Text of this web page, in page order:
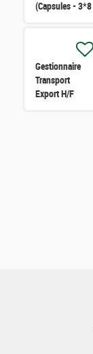
(Capsules - 3*8
Gestionnaire
Transport
Export H/F